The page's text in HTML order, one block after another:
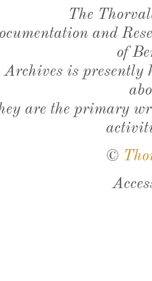
The
and
of
Archives is presently
are the primary
©